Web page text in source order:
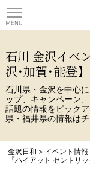
石川 金沢イベ
沢･加賀･能登】
石川県・金沢を中心
ップ、キャンペーン
話題の情報をピック
県・福井県の情報はチ
金沢日和 > イベント情報
『ハイアット セントリ